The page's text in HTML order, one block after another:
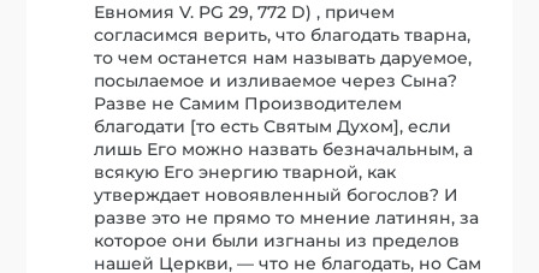
Евномия V. PG 29, 772 D) , причем
согласимся верить, что благодать тварна,
то чем останется нам называть даруемое,
посылаемое и изливаемое через Сына?
Разве не Самим Производителем
благодати [то есть Святым Духом], если
лишь Его можно назвать безначальным, а
всякую Его энергию тварной, как
утверждает новоявленный богослов? И
разве это не прямо то мнение латинян, за
которое они были изгнаны из пределов
нашей Церкви, — что не благодать, но Сам